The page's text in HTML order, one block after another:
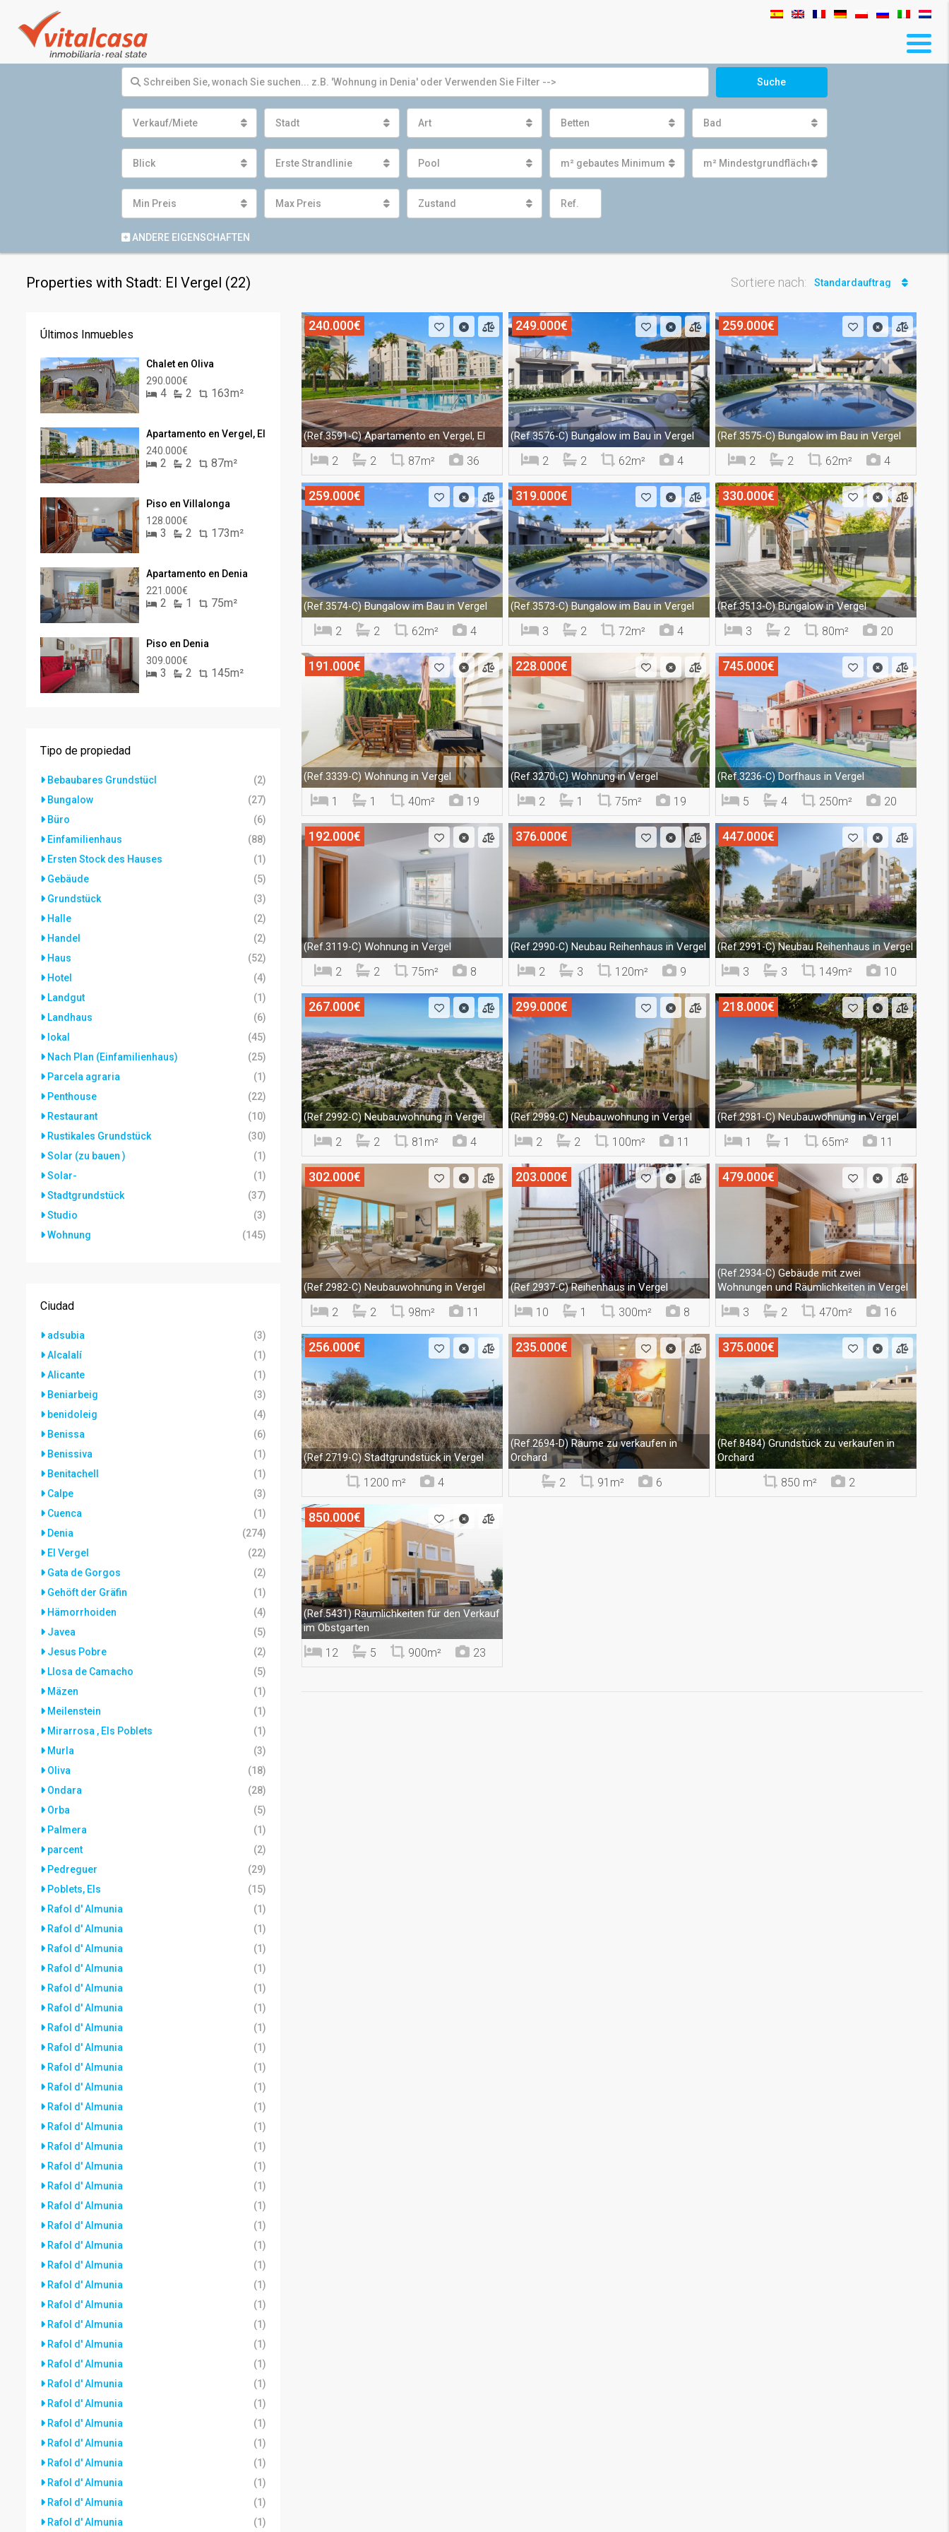
Suche
Verkauf/Miete Stadt Art Betten Bad
Blick Erste Strandlinie Pool m² gebautes Minimum m² Mindestgrundfläche
Min Preis Max Preis Zustand
ANDERE EIGENSCHAFTEN
Properties with Stadt: El Vergel (22) Sortiere nach: Standardauftrag
240.000€
(Ref.3591-C)Apartamento en Vergel, El
2 2 87m² 36
249.000€
(Ref.3576-C) Bungalow im Bau in Vergel
2 2 62m² 4
259.000€
(Ref.3575-C)Bungalow im Bau in Vergel
2 2 62m² 4
259.000€
(Ref.3574-C)Bungalow im Bau in Vergel
2 2 62m² 4
319.000€
(Ref.3573-C)Bungalow im Bau in Vergel
3 2 72m² 4
330.000€
(Ref.3513-C)Bungalow in Vergel
3 2 80m² 20
191.000€
(Ref.3339-C)Wohnung in Vergel
1 1 40m² 19
228.000€
(Ref.3270-C)Wohnung in Vergel
2 1 75m² 19
745.000€
(Ref.3236-C)Dorfhaus in Vergel
5 4 250m² 20
192.000€
(Ref.3119-C) Wohnung in Vergel
2 2 75m² 8
376.000€
(Ref.2990-C) Neubau Reihenhaus in Vergel
2 3 120m² 9
447.000€
(Ref.2991-C)Neubau Reihenhaus in Vergel
3 3 149m² 10
267.000€
(Ref.2992-C)Neubauwohnung in Vergel
2 2 81m² 4
299.000€
(Ref.2989-C)Neubauwohnung in Vergel
2 2 100m² 11
218.000€
(Ref.2981-C)Neubauwohnung in Vergel
1 1 65m² 11
302.000€
(Ref.2982-C) Neubauwohnung in Vergel
2 2 98m² 11
203.000€
(Ref.2937-C)Reihenhaus in Vergel
10 1 300m² 8
479.000€
(Ref.2934-C) Gebäude mit zwei
Wohnungen und Räumlichkeiten in Vergel
3 2 470m² 16
256.000€
(Ref.2719-C)Stadtgrundstück in Vergel
1200 m² 4
235.000€
(Ref.2694-D)Räume zu verkaufen in
Orchard
2 91m² 6
375.000€
(Ref.8484)Grundstück zu verkaufen in
Orchard
850 m² 2
850.000€
(Ref.5431)Räumlichkeiten für den Verkauf
im Obstgarten
12 5 900m² 23
Últimos Inmuebles
Chalet en Oliva
290.000€
4 2 163m²
Apartamento en Vergel, El
240.000€
2 2 87m²
Piso en Villalonga
128.000€
3 2 173m²
Apartamento en Denia
221.000€
2 1 75m²
Piso en Denia
309.000€
3 2 145m²
Tipo de propiedad
Bebaubares Grundstücl
(2)
Bungalow
(27)
Büro
(6)
Einfamilienhaus
(88)
Ersten Stock des Hauses
(1)
Gebäude
(5)
Grundstück
(3)
Halle
(2)
Handel
(2)
Haus
(52)
Hotel
(4)
Landgut
(1)
Landhaus
(6)
lokal
(45)
Nach Plan (Einfamilienhaus)
(25)
Parcela agraria
(1)
Penthouse
(22)
Restaurant
(10)
Rustikales Grundstück
(30)
Solar (zu bauen )
(1)
Solar-
(1)
Stadtgrundstück
(37)
Studio
(3)
Wohnung
(145)
Ciudad
adsubia
(3)
Alcalalí
(1)
Alicante
(1)
Beniarbeig
(3)
benidoleig
(4)
Benissa
(6)
Benissiva
(1)
Benitachell
(1)
Calpe
(3)
Cuenca
(1)
Denia
(274)
El Vergel
(22)
Gata de Gorgos
(2)
Gehöft der Gräfin
(1)
Hämorrhoiden
(4)
Javea
(5)
Jesus Pobre
(2)
Llosa de Camacho
(5)
Mäzen
(1)
Meilenstein
(1)
Mirarrosa , Els Poblets
(1)
Murla
(3)
Oliva
(18)
Ondara
(28)
Orba
(5)
Palmera
(1)
parcent
(2)
Pedreguer
(29)
Poblets, Els
(15)
Rafol d' Almunia
(1)
Rafol d' Almunia
(1)
Rafol d' Almunia
(1)
Rafol d' Almunia
(1)
Rafol d' Almunia
(1)
Rafol d' Almunia
(1)
Rafol d' Almunia
(1)
Rafol d' Almunia
(1)
Rafol d' Almunia
(1)
Rafol d' Almunia
(1)
Rafol d' Almunia
(1)
Rafol d' Almunia
(1)
Rafol d' Almunia
(1)
Rafol d' Almunia
(1)
Rafol d' Almunia
(1)
Rafol d' Almunia
(1)
Rafol d' Almunia
(1)
Rafol d' Almunia
(1)
Rafol d' Almunia
(1)
Rafol d' Almunia
(1)
Rafol d' Almunia
(1)
Rafol d' Almunia
(1)
Rafol d' Almunia
(1)
Rafol d' Almunia
(1)
Rafol d' Almunia
(1)
Rafol d' Almunia
(1)
Rafol d' Almunia
(1)
Rafol d' Almunia
(1)
Rafol d' Almunia
(1)
Rafol d' Almunia
(1)
Rafol d' Almunia
(1)
Rafol d' Almunia
(1)